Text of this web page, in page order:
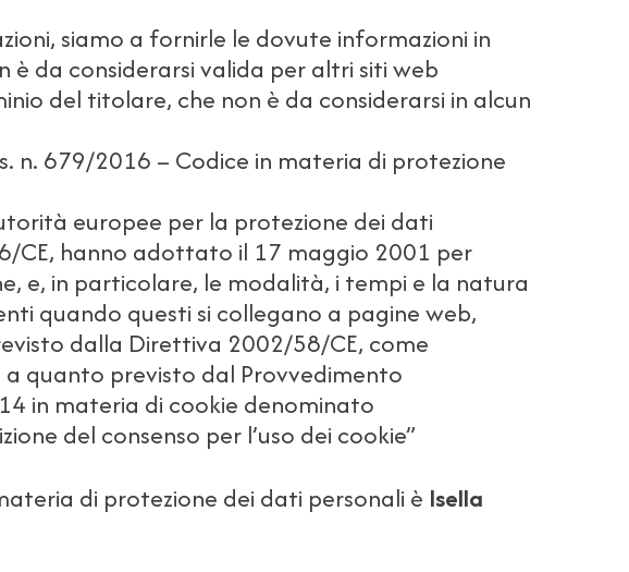
siamo a fornirle le dovute informazioni in
da considerarsi valida per altri siti web
del titolare, che non è da considerarsi in alcun
n. 679/2016 – Codice in materia di protezione
europee per la protezione dei dati
CE, hanno adottato il 17 maggio 2001 per
e, in particolare, le modalità, i tempi e la natura
quando questi si collegano a pagine web,
dalla Direttiva 2002/58/CE, come
quanto previsto dal Provvedimento
in materia di cookie denominato
del consenso per l’uso dei cookie”
di protezione dei dati personali è Isella